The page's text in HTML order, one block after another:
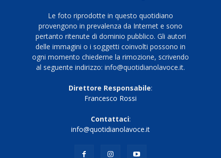
Le foto riprodotte in questo quotidiano
provengono in prevalenza da Internet e sono
pertanto ritenute di dominio pubblico. Gli autori
delle immagini o i soggetti coinvolti possono in
ogni momento chiederne la rimozione, scrivendo
al seguente indirizzo: info@quotidianolavoce.it.
Direttore Responsabile:
Francesco Rossi
Contattaci:
info@quotidianolavoce.it